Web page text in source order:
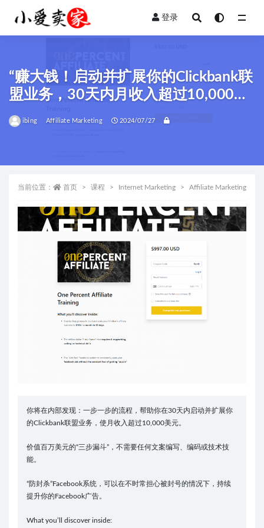
登录
“赚大钱！启动并扩展你的Clickbank联
盟业务，30天内月收入超过10,000美
元！”
ibing Affiliate Marketing 2024/07/27
当前位置： 首页 课程 Internet Marketing Affiliate Marketing
你将在内部发现：一步一步的流程，帮助你在30天内启动并扩展你
的Clickbank联盟业务，使月收入超过10,000美元。
价值百万美元的“三步漏斗”，不需要任何文案编写、编码或技术技
能。
“防封杀”Facebook系统，可以在不时常担心被封号的情况下，持续
提升你的Facebook广告。
What you’ll discover inside: